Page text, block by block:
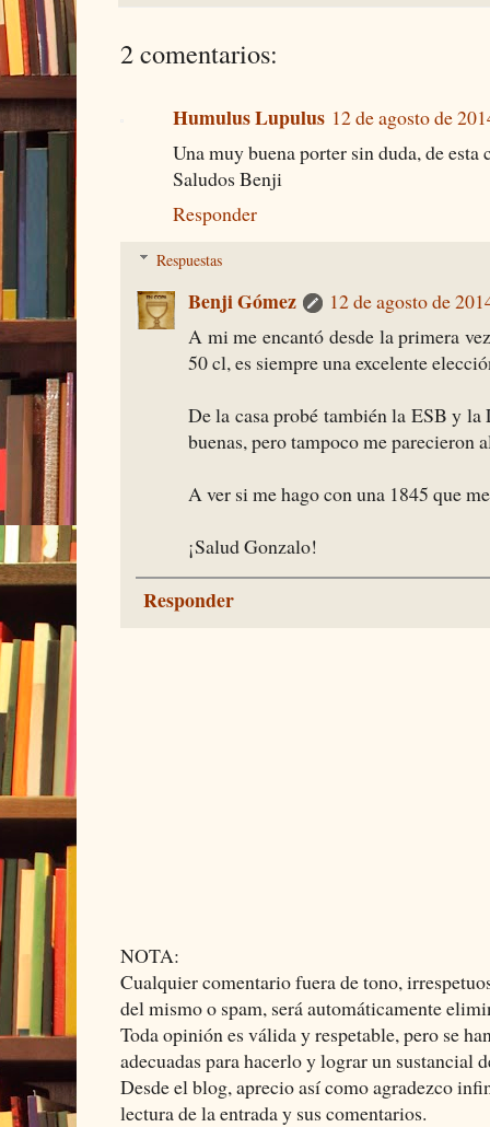
2 comentarios:
Humulus Lupulus 12 de agosto de
Una muy buena porter sin duda, de esta
Saludos Benji
Responder
Respuestas
Benji Gómez
12 de agosto de
A mi me encantó desde la primera
50 cl, es siempre una excelente
De la casa probé también la ESB y la
buenas, pero tampoco me parecieron
A ver si me hago con una 1845 que
¡Salud Gonzalo!
Responder
NOTA:
Cualquier comentario fuera de tono,
del mismo o spam, será automáticamente
Toda opinión es válida y respetable, pero se
adecuadas para hacerlo y lograr un sustancial
Desde el blog, aprecio así como agradezco
lectura de la entrada y sus comentarios.